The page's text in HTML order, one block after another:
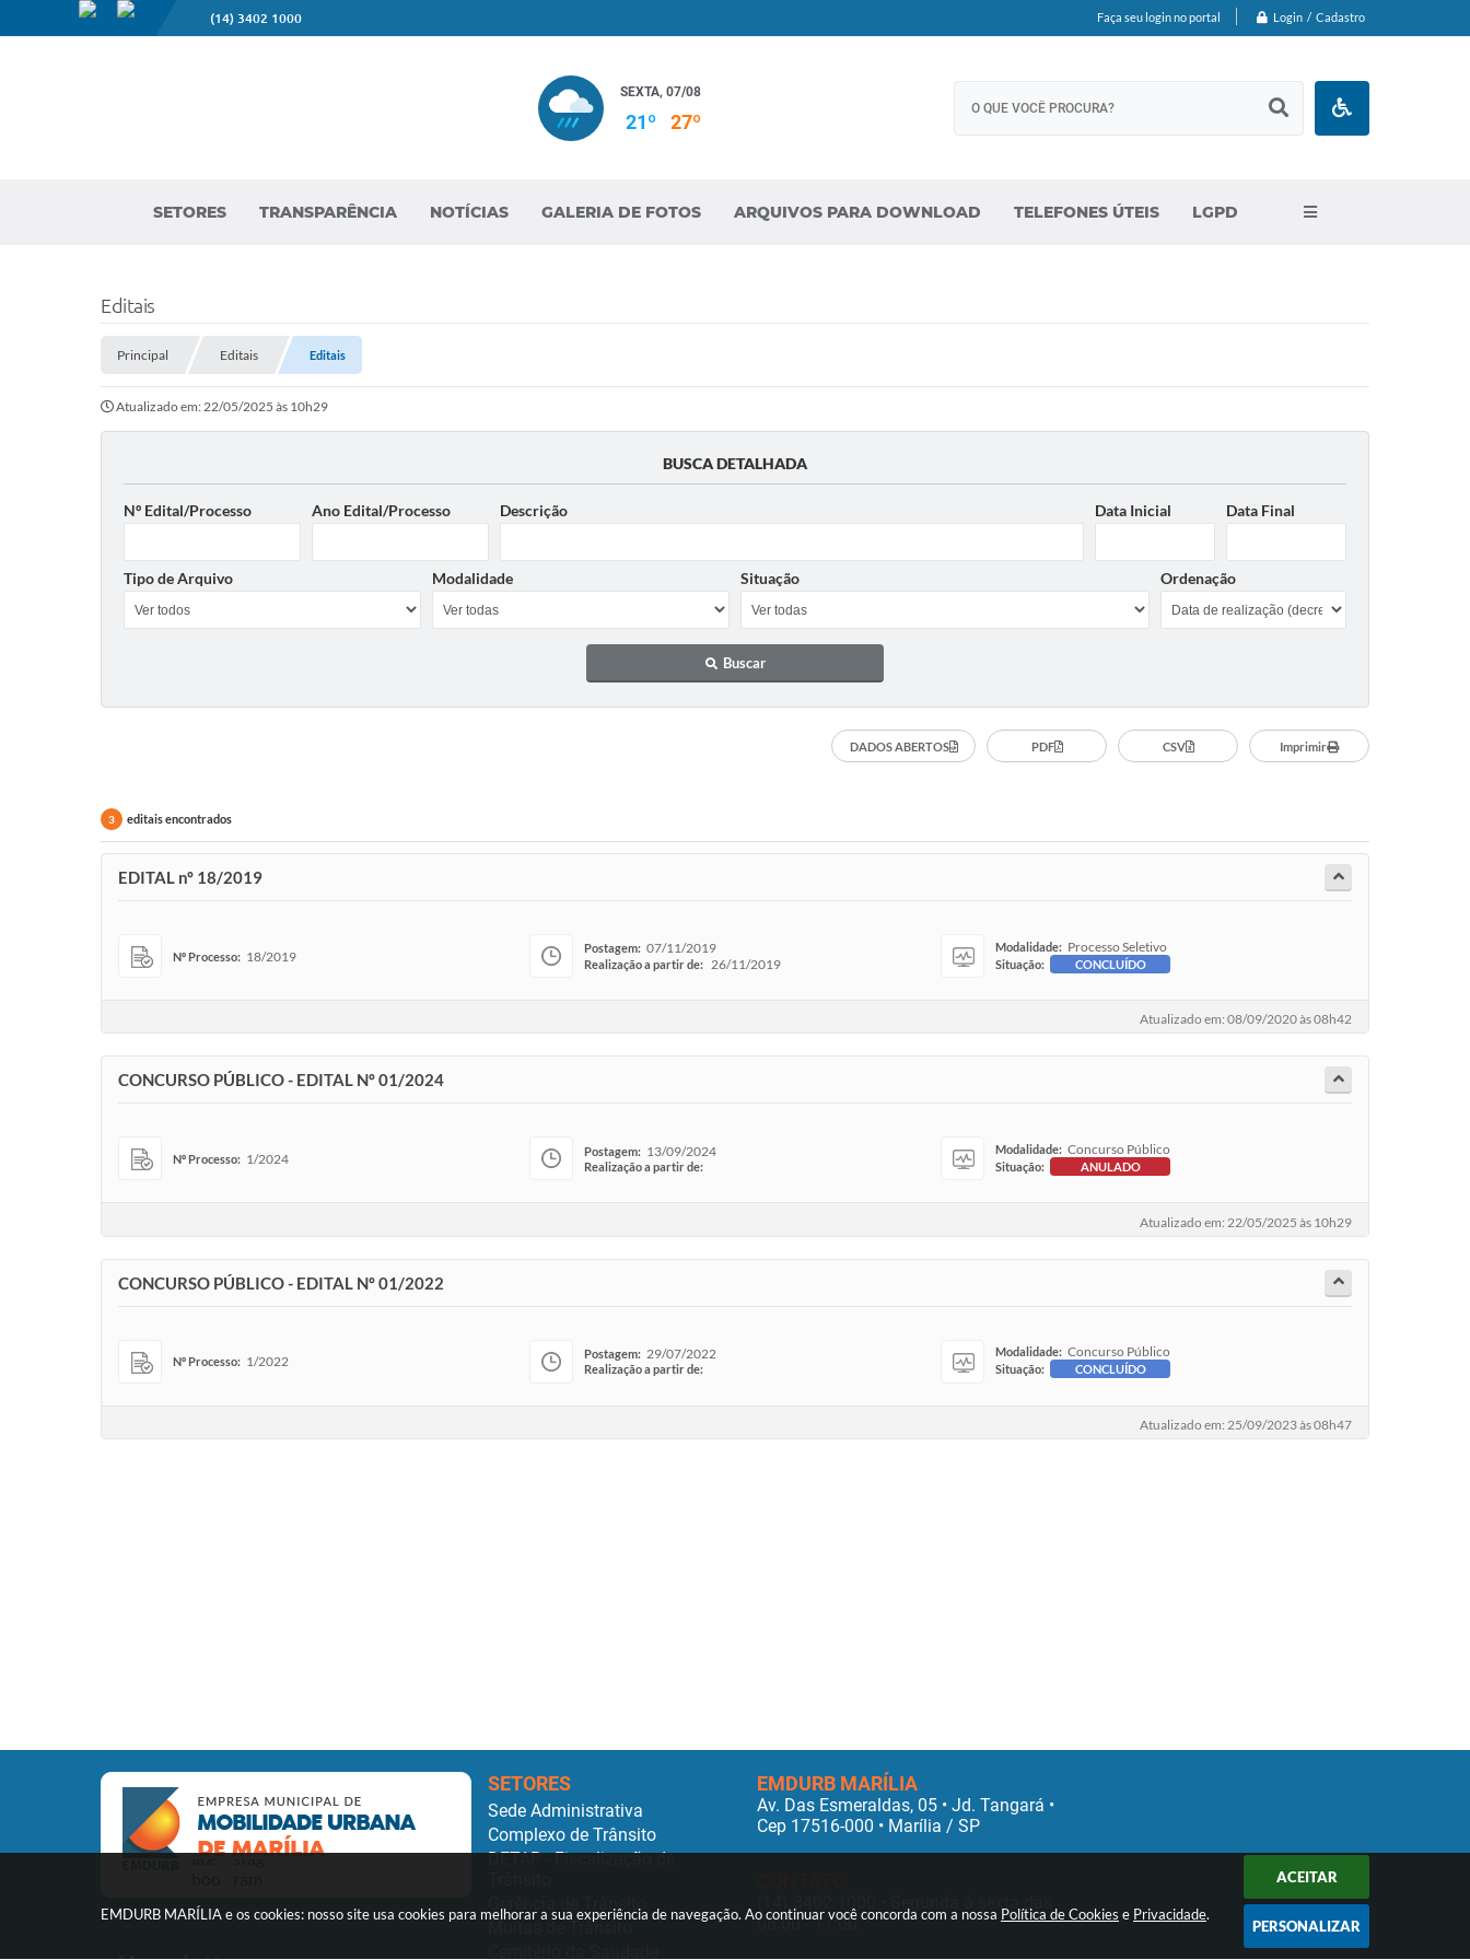
EMDURB MARÍLIA e os cookies: nosso site usa cookies para melhorar a sua experiência de navegação. Ao continuar você concorda com a nossa Política de Cookies e Privacidade.
ACEITAR
PERSONALIZAR
Faça seu login no portal Login / Cadastro
(14) 3402 1000
SEXTA, 07/08
21º 27º
SETORES TRANSPARÊNCIA NOTÍCIAS GALERIA DE FOTOS ARQUIVOS PARA DOWNLOAD TELEFONES ÚTEIS LGPD
Editais
Principal Editais Editais
Atualizado em: 22/05/2025 às 10h29
BUSCA DETALHADA
Nº Edital/Processo Ano Edital/Processo Descrição Data Inicial Data Final
Tipo de Arquivo Modalidade Situação Ordenação
Buscar
DADOS ABERTOS PDF CSV Imprimir
3 editais encontrados
EDITAL nº 18/2019
Nº Processo: 18/2019 Postagem: 07/11/2019
Realização a partir de: 26/11/2019
Modalidade: Processo Seletivo
Situação: CONCLUÍDO
Atualizado em: 08/09/2020 às 08h42
CONCURSO PÚBLICO - EDITAL Nº 01/2024
Nº Processo: 1/2024 Postagem: 13/09/2024
Realização a partir de:
Modalidade: Concurso Público
Situação: ANULADO
Atualizado em: 22/05/2025 às 10h29
CONCURSO PÚBLICO - EDITAL Nº 01/2022
Nº Processo: 1/2022 Postagem: 29/07/2022
Realização a partir de:
Modalidade: Concurso Público
Situação: CONCLUÍDO
Atualizado em: 25/09/2023 às 08h47
SETORES
Sede Administrativa
Complexo de Trânsito
DETAP - Fiscalização de
Gerência de Trânsito
Multas de Trânsito
EMDURB MARÍLIA
Av. Das Esmeraldas, 05 • Jd. Tangará •
Cep 17516-000 • Marília / SP
08:00 - 17:00.